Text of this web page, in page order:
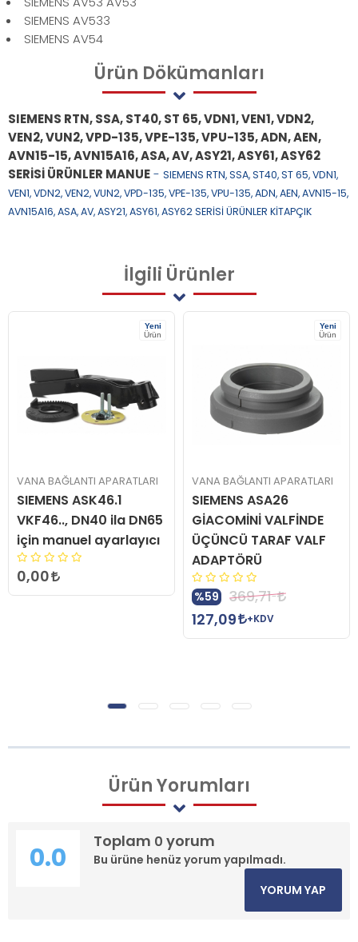
SIEMENS AV533
SIEMENS AV54
Ürün Dökümanları
SIEMENS RTN, SSA, ST40, ST 65, VDN1, VEN1, VDN2,
VEN2, VUN2, VPD-135, VPE-135, VPU-135, ADN, AEN,
AVN15-15, AVN15A16, ASA, AV, ASY21, ASY61, ASY62
SERİSİ ÜRÜNLER MANUE- SIEMENS RTN, SSA, ST40, ST 65, VDN1,
VEN1, VDN2, VEN2, VUN2, VPD-135, VPE-135, VPU-135, ADN, AEN, AVN15-15,
AVN15A16, ASA, AV, ASY21, ASY61, ASY62 SERİSİ ÜRÜNLER KİTAPÇIK
İlgili Ürünler
Yeni
Ürün
VANA BAĞLANTI APARATLARI
SIEMENS ASK46.1
VKF46.., DN40 ila DN65
için manuel ayarlayıcı
0,00
Yeni
Ürün
VANA BAĞLANTI APARATLARI
SIEMENS ASA26
GİACOMİNİ VALFİNDE
ÜÇÜNCÜ TARAF VALF
ADAPTÖRÜ
%59
369,71
127,09
+KDV
ÜrünYorumları
Toplam 0 yorum
Bu ürüne henüz yorum yapılmadı.
0.0
YORUM YAP